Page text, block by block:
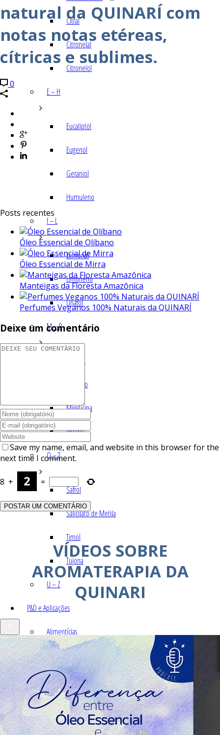
Citral
Citronelal
Citronelol
E – H
Eucaliptol
Eugenol
Geraniol
Humuleno
I – L
Lemonal
Limoneno
Linalol
M – P
Mirceno
Miristicina
Pineno
Q – T
Safrol
Salicilato de Metila
Timol
Tujona
U – Z
P&D e Aplicações
Alimentícias
Indústria
Receitas Caseiras
Cosméticas
natural da QUINARÍ com
notas notas etéreas,
cítricas e sublimes.
0
Posts recentes
Óleo Essencial de Olíbano
Óleo Essencial de Mirra
Manteigas da Floresta Amazônica
Perfumes Veganos 100% Naturais da QUINARÍ
Deixe um comentário
Save my name, email, and website in this browser for the
next time I comment.
8 + =
VÍDEOS SOBRE
AROMATERAPIA DA
QUINARI